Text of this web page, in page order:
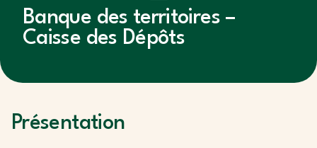
Banque des territoires –
Caisse des Dépôts
Présentation